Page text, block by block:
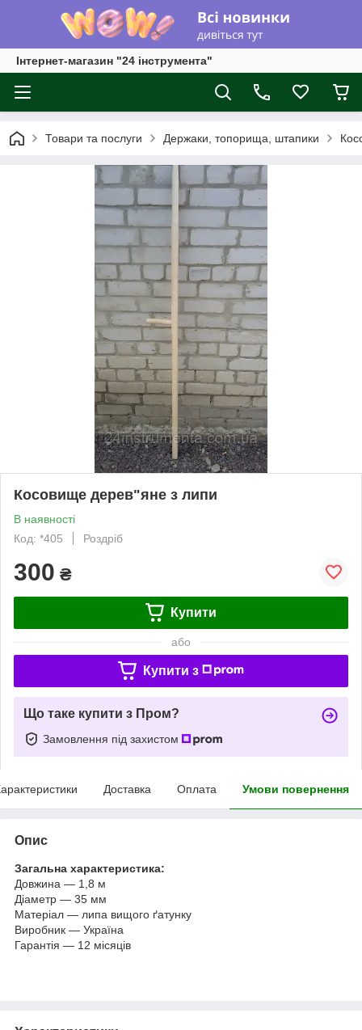
Інтернет-магазин "24 інструмента"
Товари та послуги Держаки, топорища, штапики
Косовище дерев"яне з липи
В наявності
Код: *405
Роздріб
300 ₴
Купити
або
Купити з
Що таке купити з Пром?
Замовлення під захистом
Доставка Оплата Умови повернення
Опис
Загальна характеристика:
Довжина — 1,8 м
Діаметр — 35 мм
Матеріал — липа вищого ґатунку
Виробник — Україна
Гарантія — 12 місяців